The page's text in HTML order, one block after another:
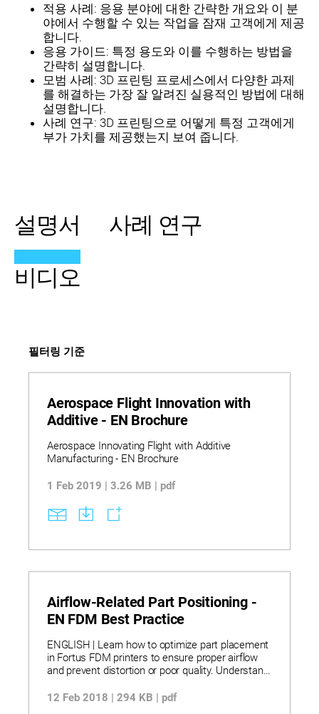
적용 사례: 응용 분야에 대한 간략한 개요와 이 분
야에서 수행할 수 있는 작업을 잠재 고객에게 제공
합니다.
응용 가이드: 특정 용도와 이를 수행하는 방법을
간략히 설명합니다.
모범 사례: 3D 프린팅 프로세스에서 다양한 과제
를 해결하는 가장 잘 알려진 실용적인 방법에 대해
설명합니다.
사례 연구: 3D 프린팅으로 어떻게 특정 고객에게
부가 가치를 제공했는지 보여 줍니다.
설명서
사례 연구
비디오
필터링 기준
Aerospace Flight Innovation with
Additive - EN Brochure
Aerospace Innovating Flight with Additive
Manufacturing - EN Brochure
1 Feb 2019 | 3.26 MB | pdf
Airflow-Related Part Positioning -
EN FDM Best Practice
ENGLISH | Learn how to optimize part placement
in Fortus FDM printers to ensure proper airflow
and prevent distortion or poor quality. Understand
400mc systems and how they affect cooling and
12 Feb 2018 | 294 KB | pdf